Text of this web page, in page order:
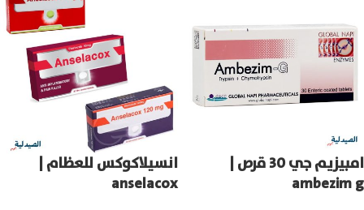
امبيزيم جي 30 قرص |
ambezim g
انسيلاكوكس للعظام |
anselacox